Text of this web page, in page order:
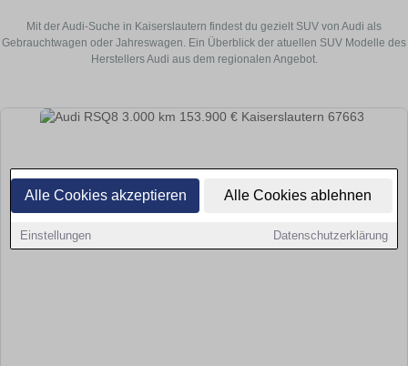
Alle Cookies akzeptieren Alle Cookies ablehnen
Einstellungen Datenschutzerklärung
Mit der Audi-Suche in Kaiserslautern findest du gezielt SUV von Audi als
Gebrauchtwagen oder Jahreswagen. Ein Überblick der atuellen SUV Modelle des
Herstellers Audi aus dem regionalen Angebot.